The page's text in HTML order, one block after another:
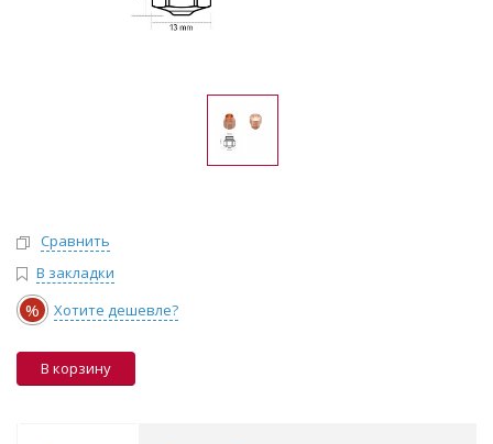
Сравнить
В закладки
% Хотите дешевле?
В корзину